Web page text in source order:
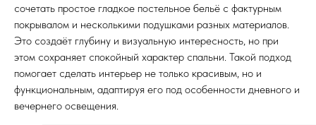
сочетать простое гладкое постельное бельё с фактурным
покрывалом и несколькими подушками разных материалов.
Это создаёт глубину и визуальную интересность, но при
этом сохраняет спокойный характер спальни. Такой подход
помогает сделать интерьер не только красивым, но и
функциональным, адаптируя его под особенности дневного и
вечернего освещения.